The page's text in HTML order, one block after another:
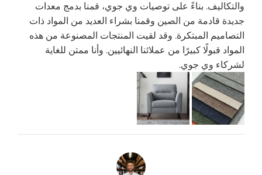
والتكاليف. بناءً على توصيات وي جوي، قمنا بدمج معدات
جديدة قادمة من الصين وقمنا بشراء العديد من المواد ذات
التصاميم المبتكرة. وقد لقيت المنتجات المصنوعة من هذه
المواد قبولًا كبيرًا من عملائنا النهائيين. وأنا ممتن للغاية
لشركاء وي جوي.